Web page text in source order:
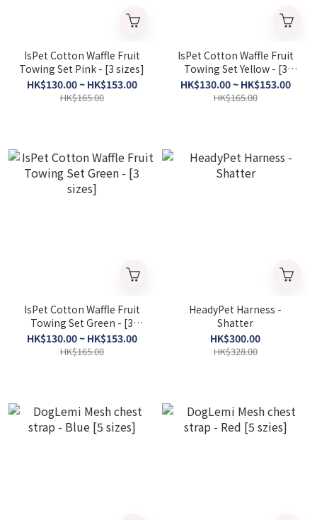
IsPet Cotton Waffle Fruit
Towing Set Pink - [3 sizes]
HK$130.00 ~ HK$153.00
HK$165.00
IsPet Cotton Waffle Fruit
Towing Set Yellow - [3
sizes]
HK$130.00 ~ HK$153.00
HK$165.00
IsPet Cotton Waffle Fruit
Towing Set Green - [3
sizes]
HK$130.00 ~ HK$153.00
HK$165.00
HeadyPet Harness -
Shatter
HK$300.00
HK$328.00